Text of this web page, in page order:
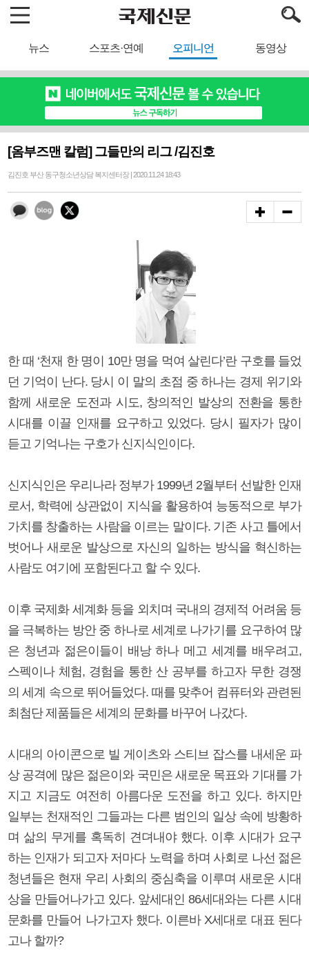
뉴스 스포츠·연예 오피니언 동영상
[옴부즈맨 칼럼] 그들만의 리그 /김진호
김진호 부산 동구청소년상담 복지센터장 | 2020.11.24 18:43
한 때 ‘천재 한 명이 10만 명을 먹여 살린다’란 구호를 들었
던 기억이 난다. 당시 이 말의 초점 중 하나는 경제 위기와
함께 새로운 도전과 시도, 창의적인 발상의 전환을 통한
시대를 이끌 인재를 요구하고 있었다. 당시 필자가 많이
듣고 기억나는 구호가 신지식인이다.
신지식인은 우리나라 정부가 1999년 2월부터 선발한 인재
로서, 학력에 상관없이 지식을 활용하여 능동적으로 부가
가치를 창출하는 사람을 이르는 말이다. 기존 사고 틀에서
벗어나 새로운 발상으로 자신의 일하는 방식을 혁신하는
사람도 여기에 포함된다고 할 수 있다.
이후 국제화 세계화 등을 외치며 국내의 경제적 어려움 등
을 극복하는 방안 중 하나로 세계로 나가기를 요구하여 많
은 청년과 젊은이들이 배낭 하나 메고 세계를 배우려고,
스펙이나 체험, 경험을 통한 산 공부를 하고자 무한 경쟁
의 세계 속으로 뛰어들었다. 때를 맞추어 컴퓨터와 관련된
최첨단 제품들은 세계의 문화를 바꾸어 나갔다.
시대의 아이콘으로 빌 게이츠와 스티브 잡스를 내세운 파
상 공격에 많은 젊은이와 국민은 새로운 목표와 기대를 가
지고 지금도 여전히 아름다운 도전을 하고 있다. 하지만
일부는 천재적인 그들과는 다른 범인의 일상 속에 방황하
며 삶의 무게를 혹독히 견뎌내야 했다. 이후 시대가 요구
하는 인재가 되고자 저마다 노력을 하며 사회로 나선 젊은
청년들은 현재 우리 사회의 중심축을 이루며 새로운 시대
상을 만들어나가고 있다. 앞세대인 86세대와는 다른 시대
문화를 만들어 나가고자 했다. 이른바 X세대로 대표 된다
고나 할까?